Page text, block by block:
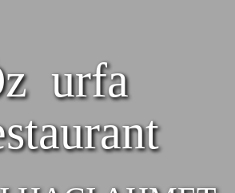
z urfa
staurant